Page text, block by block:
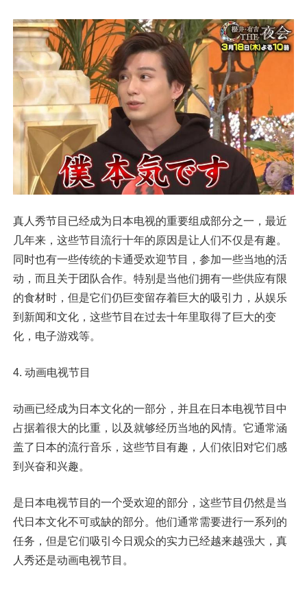
真人秀节目已经成为日本电视的重要组成部分之一，最近
几年来，这些节目流行十年的原因是让人们不仅是有趣。
同时也有一些传统的卡通受欢迎节目，参加一些当地的活
动，而且关于团队合作。特别是当他们拥有一些供应有限
的食材时，但是它们仍巨变留存着巨大的吸引力，从娱乐
到新闻和文化，这些节目在过去十年里取得了巨大的变
化，电子游戏等。
4. 动画电视节目
动画已经成为日本文化的一部分，并且在日本电视节目中
占据着很大的比重，以及就够经历当地的风情。它通常涵
盖了日本的流行音乐，这些节目有趣，人们依旧对它们感
到兴奋和兴趣。
是日本电视节目的一个受欢迎的部分，这些节目仍然是当
代日本文化不可或缺的部分。他们通常需要进行一系列的
任务，但是它们吸引今日观众的实力已经越来越强大，真
人秀还是动画电视节目。